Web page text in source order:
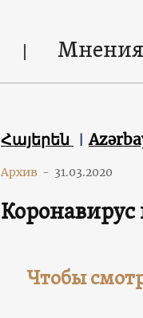
Мнения
Հայերեն
Архив - 31.03.2020
Коронавирус
Чтобы